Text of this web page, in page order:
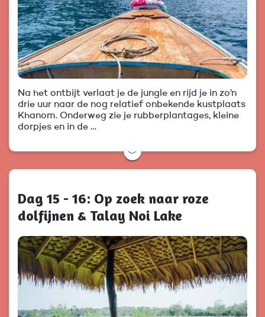
Na het ontbijt verlaat je de jungle en rijd je in zo’n
drie uur naar de nog relatief onbekende kustplaats
Khanom. Onderweg zie je rubberplantages, kleine
dorpjes en in de …
﹀
Dag 15 - 16: Op zoek naar roze
dolfijnen & Talay Noi Lake